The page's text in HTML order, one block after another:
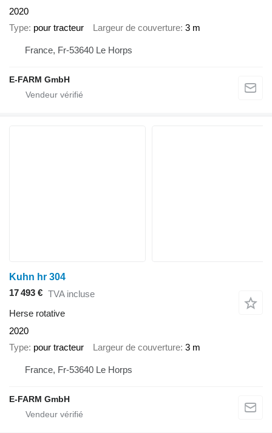
2020
Type pour tracteur Largeur de couverture 3 m
France, Fr-53640 Le Horps
E-FARM GmbH
Kuhn hr 304
17 493 € TVA incluse
Herse rotative
2020
Type pour tracteur Largeur de couverture 3 m
France, Fr-53640 Le Horps
E-FARM GmbH